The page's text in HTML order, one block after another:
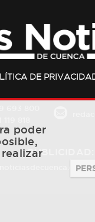
DE
PUBLICIDAD:
poder